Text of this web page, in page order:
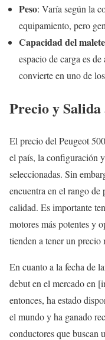
Peso: Varía según la
equipamiento, pero
Capacidad del
espacio de carga es
convierte en uno de
Precio y
El precio del Peugeot
el país, la configuración
seleccionadas. Sin
encuentra en el rango
calidad. Es importante
motores más potentes y
tienden a tener un precio
En cuanto a la fecha de
debut en el mercado en
entonces, ha estado
el mundo y ha ganado
conductores que buscan